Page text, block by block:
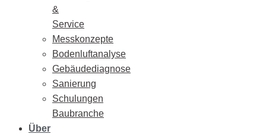
&
Service
Messkonzepte
Bodenluftanalyse
Gebäudediagnose
Sanierung
Schulungen
Baubranche
Über